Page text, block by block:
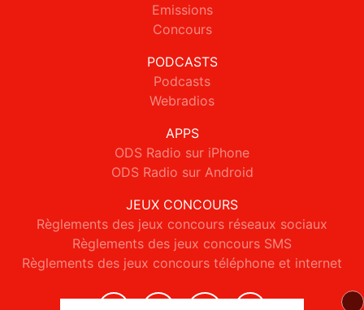
Emissions
Concours
PODCASTS
Podcasts
Webradios
APPS
ODS Radio sur iPhone
ODS Radio sur Android
JEUX CONCOURS
Règlements des jeux concours réseaux sociaux
Règlements des jeux concours SMS
Règlements des jeux concours téléphone et internet